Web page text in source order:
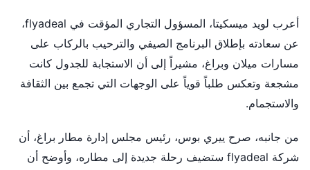
أعرب لويد ميسكيتا، المسؤول التجاري المؤقت في flyadeal،
عن سعادته بإطلاق البرنامج الصيفي والترحيب بالركاب على
مسارات ميلان وبراغ، مشيراً إلى أن الاستجابة للجدول كانت
مشجعة وتعكس طلباً قوياً على الوجهات التي تجمع بين الثقافة
والاستجمام.
من جانبه، صرح ييري بوس، رئيس مجلس إدارة مطار براغ، أن
شركة flyadeal ستضيف رحلة جديدة إلى مطاره، وأوضح أن